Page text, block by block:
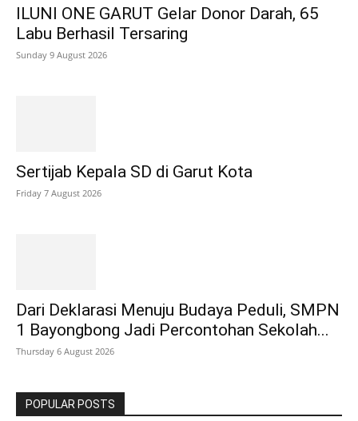
ILUNI ONE GARUT Gelar Donor Darah, 65
Labu Berhasil Tersaring
Sunday 9 August 2026
Sertijab Kepala SD di Garut Kota
Friday 7 August 2026
Dari Deklarasi Menuju Budaya Peduli, SMPN
1 Bayongbong Jadi Percontohan Sekolah...
Thursday 6 August 2026
POPULAR POSTS